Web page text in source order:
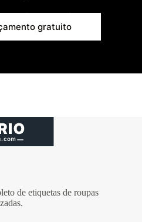
info@acctrims.com
gratuito
de etiquetas de roupas